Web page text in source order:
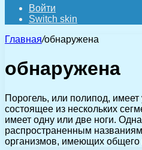
Войти
Switch skin
Главная/обнаружена
обнаружена
Порогель, или полипод, имеет
состоящее из нескольких
имеет одну или две ноги.
распространенным
организмов, имеющих общего